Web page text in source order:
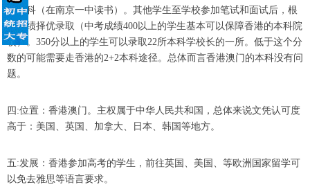
升本科（在南京一中读书）。其他学生至学校参加笔试和面试后，根
据成绩择优录取（中考成绩400以上的学生基本可以保障香港的本科院
校）。 350分以上的学生可以录取22所本科学校长的一所。低于这个分
数的可能需要走香港的2+2本科途径。总体而言香港澳门的本科没有问
题。
四 :位置：香港澳门。主权属于中华人民共和国，总体来说文凭认可度
高于：美国、英国、加拿大、日本、韩国等地方。
五:发展：香港参加高考的学生，前往英国、美国、等欧洲国家留学可
以免去雅思等语言要求。